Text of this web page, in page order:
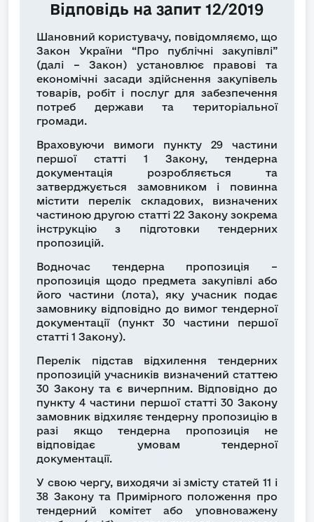
Відповідь на запит 12/2019
Шановний користувачу, повідомляємо, що
Закон України “Про публічні закупівлі”
(далі – Закон) установлює правові та
економічні засади здійснення закупівель
товарів, робіт і послуг для забезпечення
потреб держави та територіальної
громади.
Враховуючи вимоги пункту 29 частини
першої статті 1 Закону, тендерна
документація
розробляється та
затверджується замовником
і повинна
містити перелік складових, визначених
частиною другою статті 22 Закону зокрема
інструкцію з підготовки тендерних
пропозицій.
Водночас тендерна пропозиція –
пропозиція щодо предмета закупівлі або
його частини (лота), яку учасник подає
замовнику відповідно до вимог тендерної
документації (пункт 30 частини першої
статті 1 Закону).
Перелік підстав відхилення тендерних
пропозицій учасників визначений статтею
30 Закону та є вичерпним. Відповідно до
пункту 4 частини першої статті 30 Закону
замовник відхиляє тендерну пропозицію в
разі якщо тендерна пропозиція не
відповідає умовам тендерної
документації.
У свою чергу, виходячи зі змісту статей 11 і
38 Закону та Примірного положення про
тендерний комітет або уповноважену